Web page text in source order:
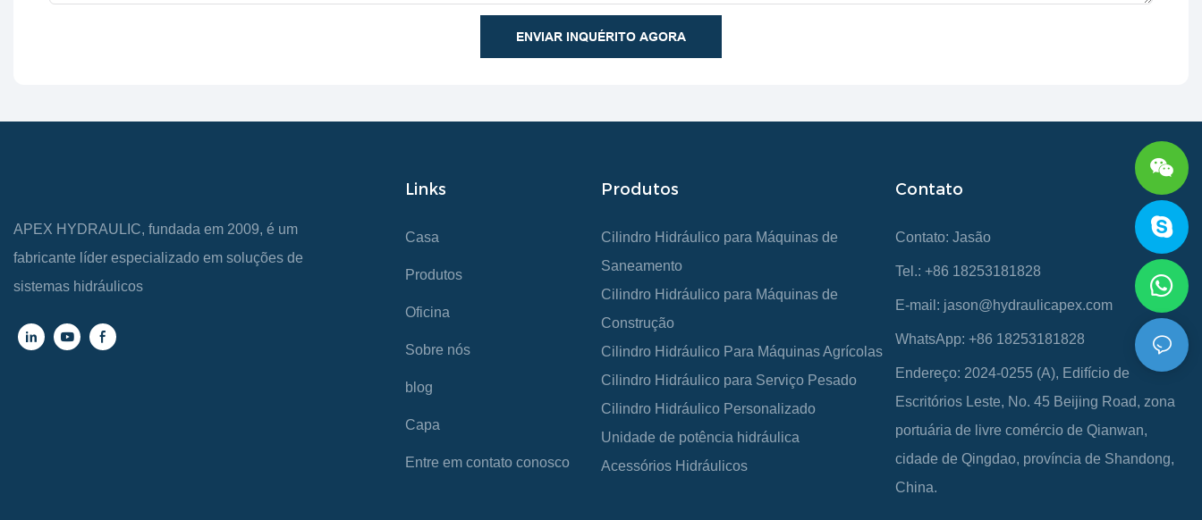
ENVIAR INQUÉRITO AGORA
APEX HYDRAULIC, fundada em 2009, é um
fabricante líder especializado em soluções de
sistemas hidráulicos
Links
Casa
Produtos
Oficina
Sobre nós
blog
Capa
Entre em contato conosco
Produtos
Cilindro Hidráulico para Máquinas de
Saneamento
Cilindro Hidráulico para Máquinas de
Construção
Cilindro Hidráulico Para Máquinas Agrícolas
Cilindro Hidráulico para Serviço Pesado
Cilindro Hidráulico Personalizado
Unidade de potência hidráulica
Acessórios Hidráulicos
Contato
Contato: Jasão
Tel.: +86 18253181828
E-mail: jason@hydraulicapex.com
WhatsApp: +86 18253181828
Endereço: 2024-0255 (A), Edifício de
Escritórios Leste, No. 45 Beijing Road, zona
portuária de livre comércio de Qianwan,
cidade de Qingdao, província de Shandong,
China.